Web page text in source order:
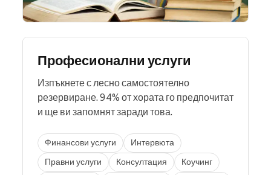
Професионални услуги
Изпъкнете с лесно самостоятелно
резервиране. 94% от хората го предпочитат
и ще ви запомнят заради това.
Финансови услуги
Интервюта
Правни услуги
Консултация
Коучинг